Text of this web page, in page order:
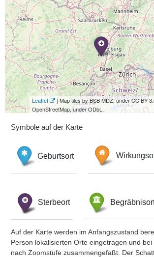
Leaflet
| Map tiles by BSB MDZ, under CC BY
OpenStreetMap, under ODbL.
Symbole auf der Karte
Geburtsort
Sterbeort
Auf der Karte werden im Anfangszustand
Person lokalisierten Orte eingetragen und
nach Zoomstufe zusammengefaßt. Der